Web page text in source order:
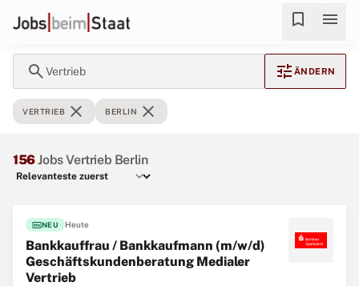
bookmark menu
searchVertrieb tune ÄNDERN
VERTRIEB close BERLIN close
156Jobs Vertrieb Berlin
fiber_newNEU Heute
Bankkauffrau / Bankkaufmann (m/w/d)
Geschäftskundenberatung Medialer
Vertrieb